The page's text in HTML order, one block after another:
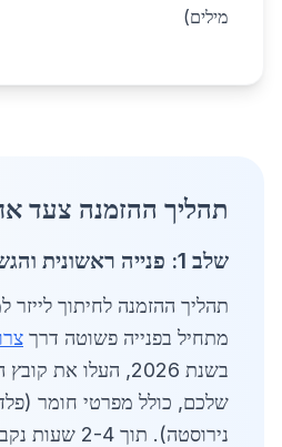
מילים)
תהליך ההזמנה צעד
שלב 1: פנייה ראשונית והגשת קובץ
תהליך ההזמנה לחיתוך
מתחיל בפנייה פשוטה דרך
שלכם, כולל מפרטי חומר
נירוסטה). תוך